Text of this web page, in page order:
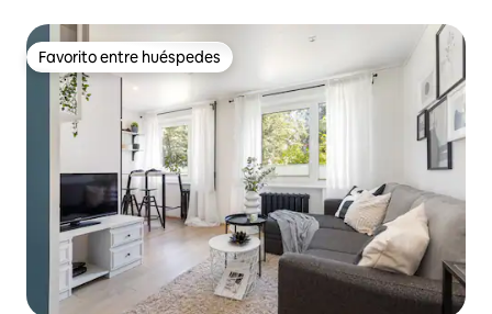
Favorito entre huéspedes
Favorito entre huéspedes